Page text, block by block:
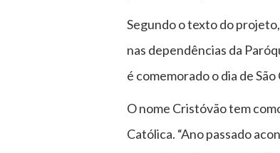
Segundo o texto do
nas dependências da
é comemorado o dia de
O nome Cristóvão tem
Católica. “Ano passado